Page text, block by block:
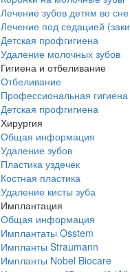
Лечение зубов детям во сне
Лечение под седацией
Детская профгигиена
Удаление молочных зубов
Гигиена и отбеливание
Отбеливание
Профессиональная гигиена
Детская профгигиена
Хирургия
Общая информация
Удаление зубов
Пластика уздечек
Костная пластика
Удаление кисты зуба
Имплантация
Общая информация
Имплантаты Osstem
Импланты Straumann
Импланты Nobel Biocare